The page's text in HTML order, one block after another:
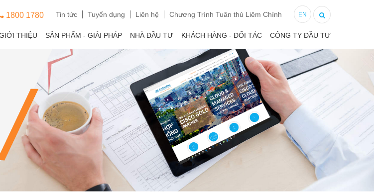
1800 1780 Tin tức Tuyển dụng Liên hệ Chương Trình Tuân thủ Liêm Chính EN
THIỆU SẢN PHẨM - GIẢI PHÁP NHÀ ĐẦU TƯ KHÁCH HÀNG - ĐỐI TÁC CÔNG TY ĐẦU TƯ